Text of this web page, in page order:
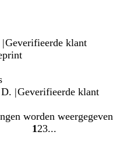
|Geverifieerde klant
|Geverifieerde klant
worden weergegeven
Naar
1 Naar
2 Naar
3